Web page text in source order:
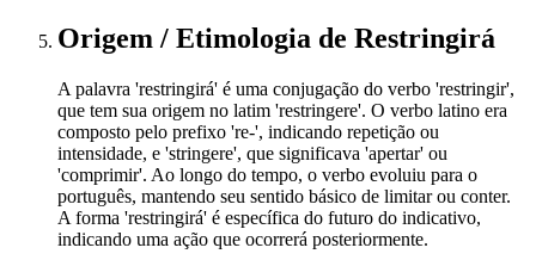
Origem / Etimologia de Restringirá
A palavra 'restringirá' é uma conjugação do verbo 'restringir',
que tem sua origem no latim 'restringere'. O verbo latino era
composto pelo prefixo 're-', indicando repetição ou
intensidade, e 'stringere', que significava 'apertar' ou
'comprimir'. Ao longo do tempo, o verbo evoluiu para o
português, mantendo seu sentido básico de limitar ou conter.
A forma 'restringirá' é específica do futuro do indicativo,
indicando uma ação que ocorrerá posteriormente.